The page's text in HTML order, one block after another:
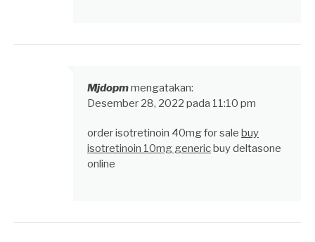
Mjdopmmengatakan:
Desember 28, 2022 pada 11:10 pm
order isotretinoin 40mg for sale buy
isotretinoin 10mg genericbuy deltasone
online